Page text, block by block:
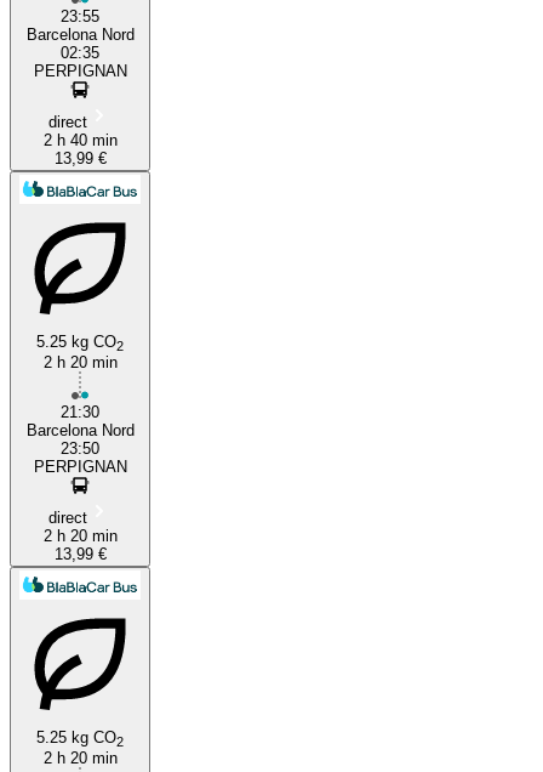
23:55
Barcelona Nord
02:35
PERPIGNAN
direct
2 h 40 min
13,99 €
5.25 kg CO2
2 h 20 min
21:30
Barcelona Nord
23:50
PERPIGNAN
direct
2 h 20 min
13,99 €
5.25 kg CO2
2 h 20 min